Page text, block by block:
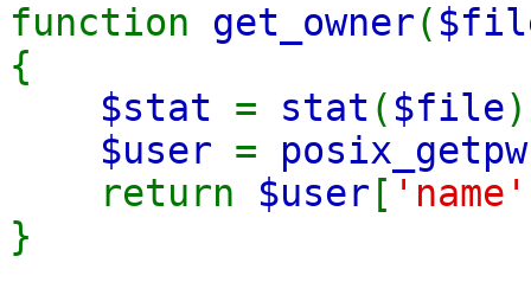
function get_owner(
{
$stat = stat ( $file
$user =
return $user [ 'name'
}